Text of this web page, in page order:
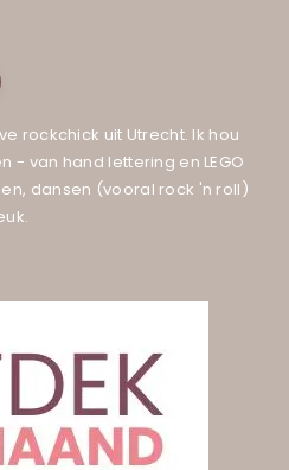
rockchick uit Utrecht. Ik hou
- van hand lettering en LEGO
dansen (vooral rock 'n roll)